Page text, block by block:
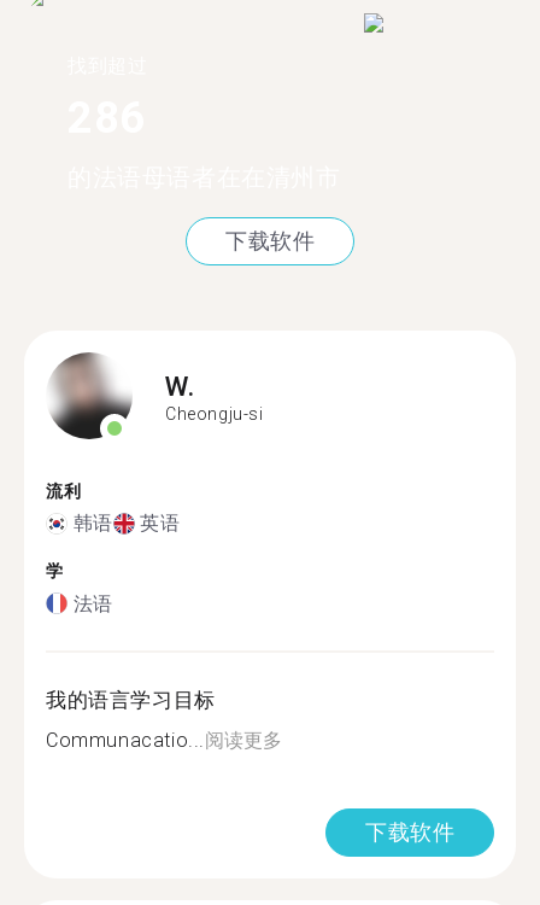
下载软件
W.
Cheongju-si
流利
韩语 英语
学
法语
我的语言学习目标
Communacatio... 阅读更多
下载软件